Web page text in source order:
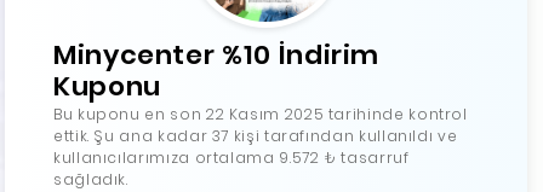
Minycenter %10 İndirim
Kuponu
Bu kuponu en son 22 Kasım 2025 tarihinde kontrol
ettik. Şu ana kadar 37 kişi tarafından kullanıldı ve
kullanıcılarımıza ortalama 9.572 ₺ tasarruf
sağladık.